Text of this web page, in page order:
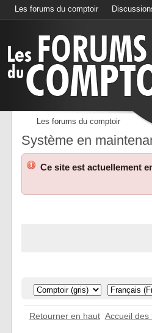
Les forums du comptoir
Les forums du comptoir
Système en
Ce site est actuellement
Retourner en haut Accueil des